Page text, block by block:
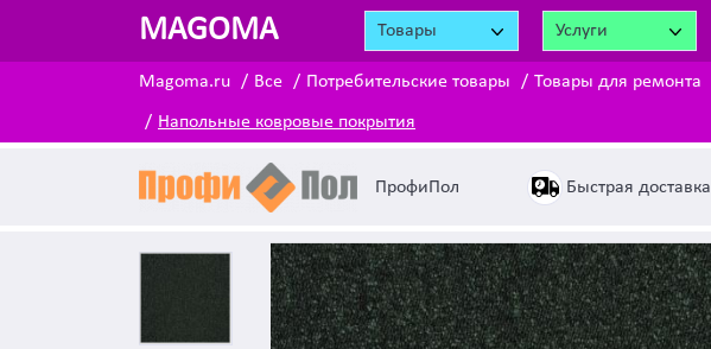
MAGOMA Товары Услуги
Magoma.ru Все Потребительские товары Товары для ремонта
Напольные ковровые покрытия
ПрофиПол Быстрая доставка